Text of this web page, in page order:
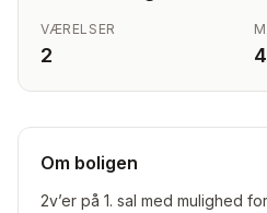
VÆRELSER
2
Om boligen
2v’er på 1. sal med mulighed